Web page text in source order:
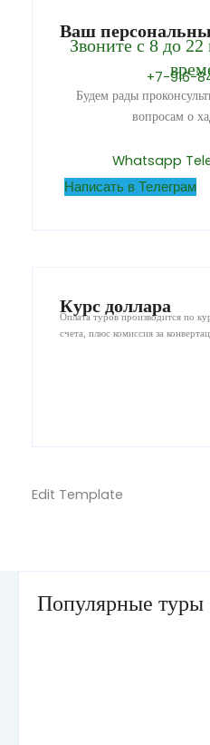
Ваш
Звоните с 8 до
+7-916-
Будем рады
вопросам о
Whatsapp
Написать в Телеграм
Курс доллара
Оплата туров производится по
счета, плюс комиссия за
Edit Template
Популярные туры